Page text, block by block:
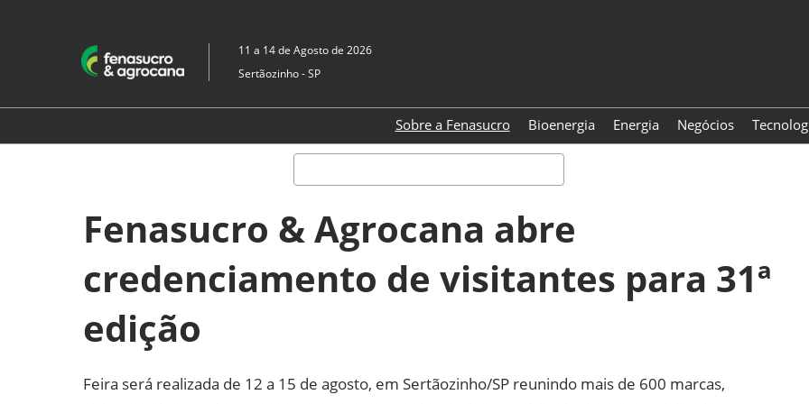
o
conteúdo
11 a 14 de Agosto de 2026
Sertãozinho - SP
Sobre a Fenasucro Bioenergia Energia Negócios
Fenasucro & Agrocana abre
credenciamento de visitantes para 31ª
edição
Feira será realizada de 12 a 15 de agosto, em Sertãozinho/SP reunindo mais de 600 marcas,